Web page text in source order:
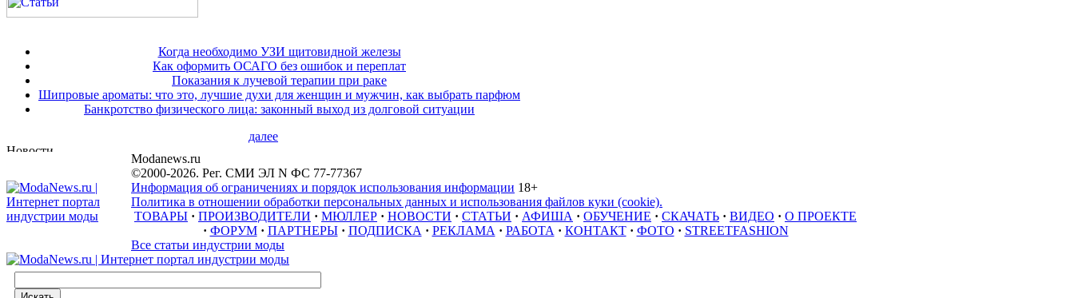
Когда необходимо УЗИ щитовидной железы
Как оформить ОСАГО без ошибок и переплат
Показания к лучевой терапии при раке
Шипровые ароматы: что это, лучшие духи для женщин и мужчин, как выбрать парфюм
Банкротство физического лица: законный выход из долговой ситуации
далее
Modanews.ru
©2000-2026. Рег. СМИ ЭЛ N ФС 77-77367
Информация об ограничениях и порядок использования информации 18+
Политика в отношении обработки персональных данных и использования файлов куки (cookie).
ТОВАРЫ · ПРОИЗВОДИТЕЛИ · МЮЛЛЕР · НОВОСТИ · СТАТЬИ · АФИША · ОБУЧЕНИЕ · СКАЧАТЬ · ВИДЕО · О ПРОЕКТЕ
· ФОРУМ · ПАРТНЕРЫ · ПОДПИСКА · РЕКЛАМА · РАБОТА · КОНТАКТ · ФОТО · STREETFASHION
Все статьи индустрии моды